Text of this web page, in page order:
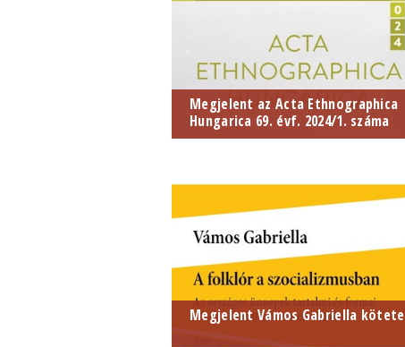
Megjelent az Acta Ethnographica
Hungarica 69. évf. 2024/1. száma
Megjelent Vámos Gabriella kötete